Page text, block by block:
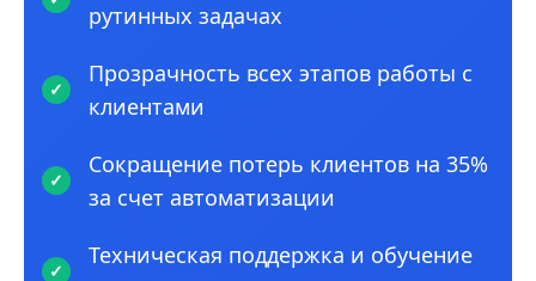
рутинных задачах
Прозрачность всех этапов работы с
клиентами
Сокращение потерь клиентов на 35%
за счет автоматизации
Техническая поддержка и обучение